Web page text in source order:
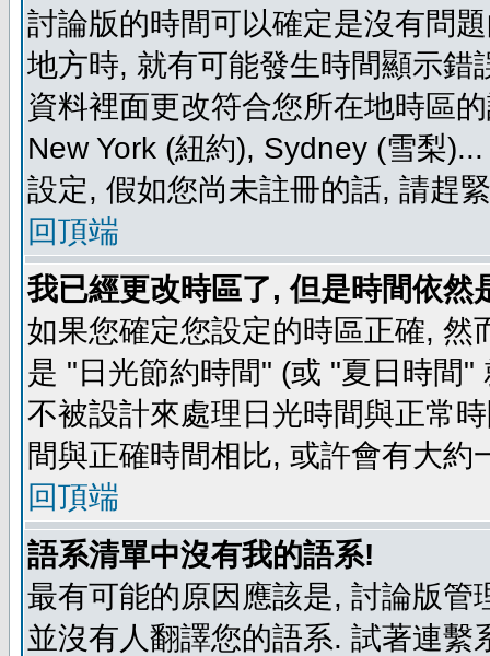
討論版的時間可以確定是沒有問
地方時, 就有可能發生時間顯示
資料裡面更改符合您所在地時區
New York (紐約), Sydney (雪梨
設定, 假如您尚未註冊的話, 請趕
回頂端
我已經更改時區了, 但是時間依然
如果您確定您設定的時區正確,
是 "日光節約時間" (或 "夏日時間
不被設計來處理日光時間與正常
間與正確時間相比, 或許會有大約
回頂端
語系清單中沒有我的語系!
最有可能的原因應該是, 討論版
並沒有人翻譯您的語系. 試著連